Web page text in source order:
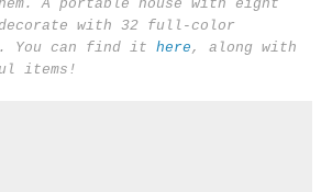
A portable house with
eight
with 32 full-color
. You can find it here, along with
items!